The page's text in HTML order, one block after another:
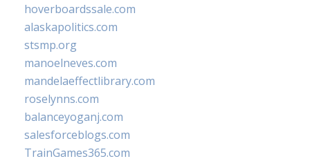
hoverboardssale.com
alaskapolitics.com
stsmp.org
manoelneves.com
mandelaeffectlibrary.com
roselynns.com
balanceyoganj.com
salesforceblogs.com
TrainGames365.com